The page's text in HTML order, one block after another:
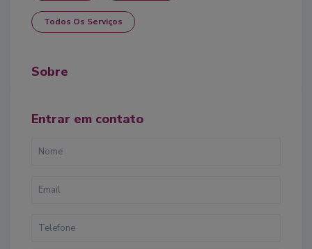
Todos Os Serviços
Sobre
Entrar em contato